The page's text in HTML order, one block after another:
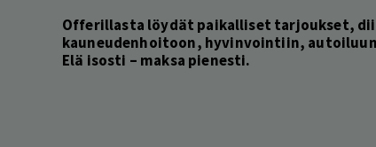
Offerillasta löydät paikalliset tarjoukset,
kauneudenhoitoon, hyvinvointiin,
Elä isosti – maksa pienesti.